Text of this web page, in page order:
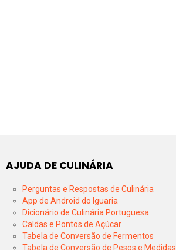
AJUDA DE CULINÁRIA
Perguntas e Respostas de Culinária
App de Android do Iguaria
Dicionário de Culinária Portuguesa
Caldas e Pontos de Açúcar
Tabela de Conversão de Fermentos
Tabela de Conversão de Pesos e Medidas